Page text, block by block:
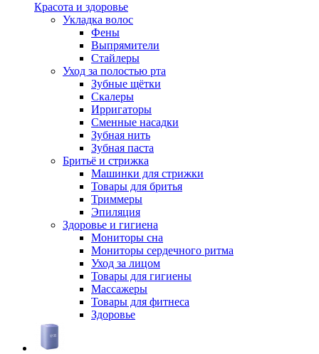
Красота и здоровье
Укладка волос
Фены
Выпрямители
Стайлеры
Уход за полостью рта
Зубные щётки
Скалеры
Ирригаторы
Сменные насадки
Зубная нить
Зубная паста
Бритьё и стрижка
Машинки для стрижки
Товары для бритья
Триммеры
Эпиляция
Здоровье и гигиена
Мониторы сна
Мониторы сердечного ритма
Уход за лицом
Товары для гигиены
Массажеры
Товары для фитнеса
Здоровье